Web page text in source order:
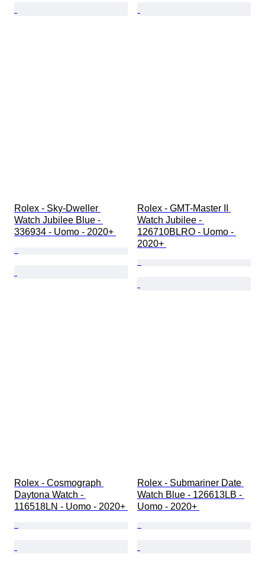
Rolex - Sky-Dweller
Watch Jubilee Blue -
336934 - Uomo - 2020+
Rolex - GMT-Master II
Watch Jubilee -
126710BLRO - Uomo -
2020+
Rolex - Cosmograph
Daytona Watch -
116518LN - Uomo - 2020+
Rolex - Submariner Date
Watch Blue - 126613LB -
Uomo - 2020+